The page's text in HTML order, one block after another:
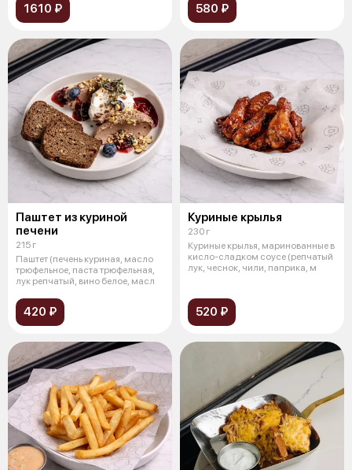
1610 ₽ 580 ₽
Паштет из куриной
печени
215 г
Паштет (печень куриная, масло
трюфельное, паста трюфельная,
лук репчатый, вино белое, масл
420 ₽
Куриные крылья
230 г
Куриные крылья, маринованные в
кисло-сладком соусе (репчатый
лук, чеснок, чили, паприка, м
520 ₽